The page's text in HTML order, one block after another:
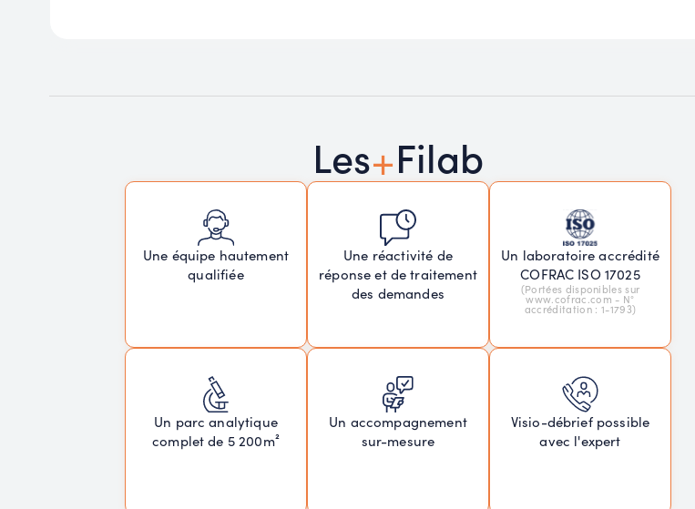
Les+Filab
Une équipe hautement
qualifiée
Une réactivité de
réponse et de traitement
des demandes
Un laboratoire accrédité
COFRAC ISO 17025
(Portées disponibles sur
www.cofrac.com - N°
accréditation : 1-1793)
Un parc analytique
complet de 5 200m²
Un accompagnement
sur-mesure
Visio-débrief possible
avec l'expert